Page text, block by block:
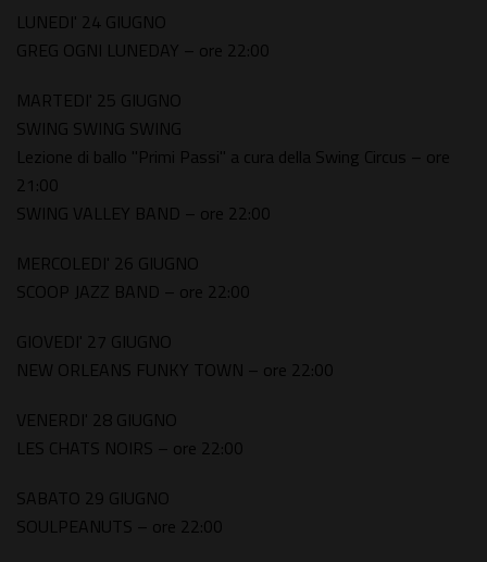
LUNEDI' 24 GIUGNO
GREG OGNI LUNEDAY – ore 22:00
MARTEDI' 25 GIUGNO
SWING SWING SWING
Lezione di ballo "Primi Passi" a cura della Swing Circus – ore
21:00
SWING VALLEY BAND – ore 22:00
MERCOLEDI' 26 GIUGNO
SCOOP JAZZ BAND – ore 22:00
GIOVEDI' 27 GIUGNO
NEW ORLEANS FUNKY TOWN – ore 22:00
VENERDI' 28 GIUGNO
LES CHATS NOIRS – ore 22:00
SABATO 29 GIUGNO
SOULPEANUTS – ore 22:00